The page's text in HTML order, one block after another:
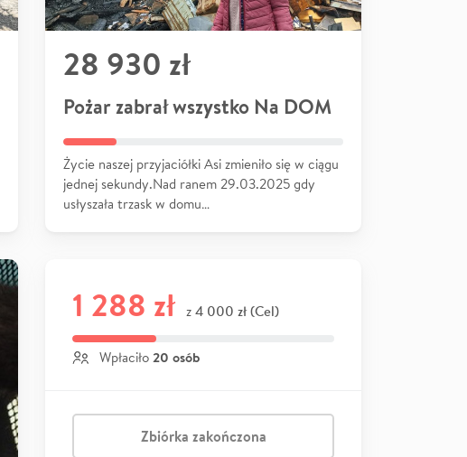
28 930 zł
Pożar zabrał wszystko Na DOM
Życie naszej przyjaciółki Asi zmieniło się w ciągu
jednej sekundy.Nad ranem 29.03.2025 gdy
usłyszała trzask w domu…
1 288 zł z 4 000 zł (Cel)
Wpłaciło 20 osób
Zbiórka zakończona